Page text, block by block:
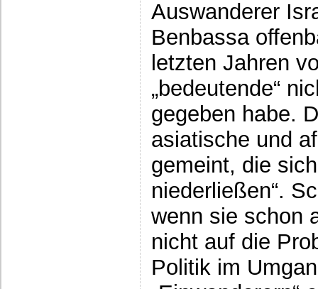
Auswanderer
Benbassa
letzten Jahren
„bedeutende“
gegeben habe.
asiatische und
gemeint, die
niederließen“.
wenn sie schon
nicht auf die
Politik im